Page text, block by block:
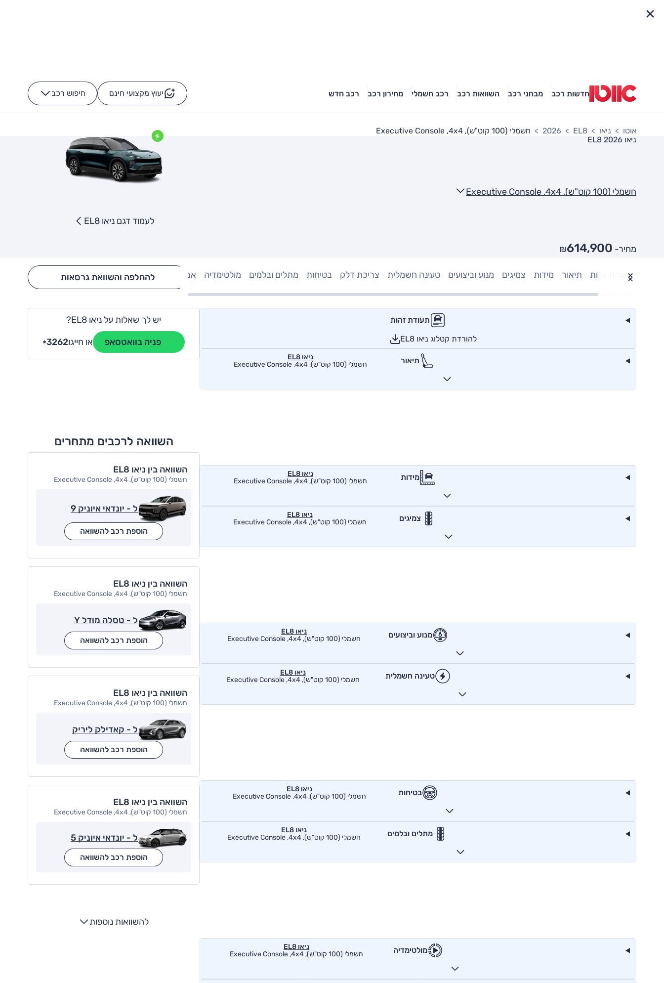
חדשות רכב מבחני רכב השוואות רכב רכב חשמלי מחירון רכב רכב חדש יעוץ מקצועי חינם חיפוש רכב -
אוטו ניאו EL8
2026
חשמלי (100 קוט"ש), Executive Console ,4x4
ניאו EL8 2026
חשמלי (100 קוט"ש), Executive Console ,4x4
מחיר- ₪ 614,900
לעמוד דגם ניאו EL8
תעודת זהות תיאור מידות צמיגים מנוע וביצועים טעינה חשמלית צריכת דלק בטיחות מתלים ובלמים מולטימדיה אבזור Hide config section
להחלפה והשוואת גרסאות
תעודת זהות
להורדת קטלוג ניאו EL8
תיאור
ניאו EL8
חשמלי (100 קוט"ש), Executive Console ,4x4
מידות
ניאו EL8
חשמלי (100 קוט"ש), Executive Console ,4x4
צמיגים
ניאו EL8
חשמלי (100 קוט"ש), Executive Console ,4x4
מנוע וביצועים
ניאו EL8
חשמלי (100 קוט"ש), Executive Console ,4x4
טעינה חשמלית
ניאו EL8
חשמלי (100 קוט"ש), Executive Console ,4x4
בטיחות
ניאו EL8
חשמלי (100 קוט"ש), Executive Console ,4x4
מתלים ובלמים
ניאו EL8
חשמלי (100 קוט"ש), Executive Console ,4x4
מולטימדיה
ניאו EL8
חשמלי (100 קוט"ש), Executive Console ,4x4
יש לך שאלות על ניאו EL8?
פניה בוואטסאפ או חייגו *3262
השוואה לרכבים מתחרים
השוואה בין ניאו EL8
חשמלי (100 קוט"ש), Executive Console ,4x4
ל - יונדאי איוניק 9
הוספת רכב להשוואה
השוואה בין ניאו EL8
חשמלי (100 קוט"ש), Executive Console ,4x4
ל - טסלה מודל Y
הוספת רכב להשוואה
השוואה בין ניאו EL8
חשמלי (100 קוט"ש), Executive Console ,4x4
ל - קאדילק ליריק
הוספת רכב להשוואה
השוואה בין ניאו EL8
חשמלי (100 קוט"ש), Executive Console ,4x4
ל - יונדאי איוניק 5
הוספת רכב להשוואה
להשוואות נוספות